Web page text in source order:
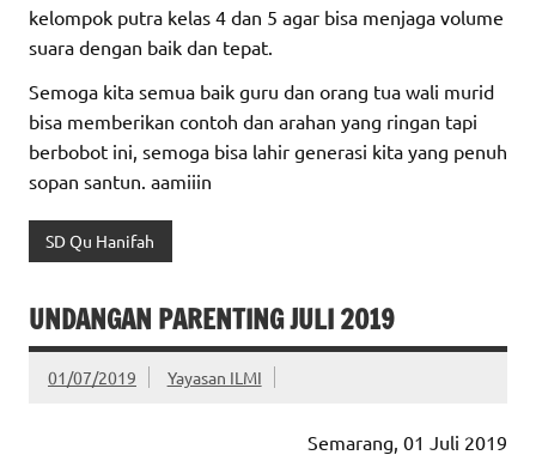
kelompok putra kelas 4 dan 5 agar bisa menjaga volume
suara dengan baik dan tepat.
Semoga kita semua baik guru dan orang tua wali murid
bisa memberikan contoh dan arahan yang ringan tapi
berbobot ini, semoga bisa lahir generasi kita yang penuh
sopan santun. aamiiin
SD Qu Hanifah
UNDANGAN PARENTING JULI 2019
01/07/2019 Yayasan ILMI
Semarang, 01 Juli 2019